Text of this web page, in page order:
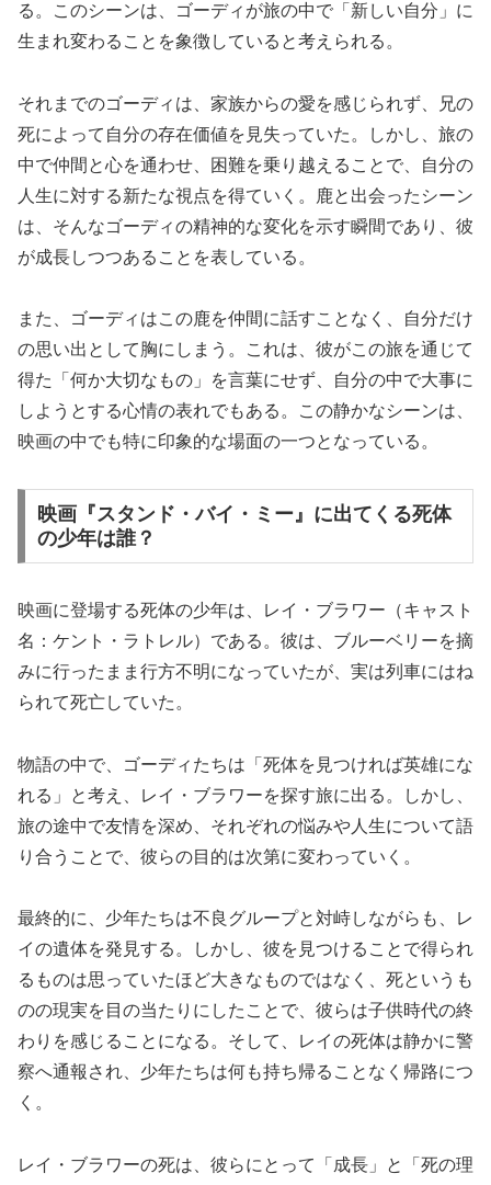
る。このシーンは、ゴーディが旅の中で「新しい自分」に
生まれ変わることを象徴していると考えられる。
それまでのゴーディは、家族からの愛を感じられず、兄の
死によって自分の存在価値を見失っていた。しかし、旅の
中で仲間と心を通わせ、困難を乗り越えることで、自分の
人生に対する新たな視点を得ていく。鹿と出会ったシーン
は、そんなゴーディの精神的な変化を示す瞬間であり、彼
が成長しつつあることを表している。
また、ゴーディはこの鹿を仲間に話すことなく、自分だけ
の思い出として胸にしまう。これは、彼がこの旅を通じて
得た「何か大切なもの」を言葉にせず、自分の中で大事に
しようとする心情の表れでもある。この静かなシーンは、
映画の中でも特に印象的な場面の一つとなっている。
映画『スタンド・バイ・ミー』に出てくる死体
の少年は誰？
映画に登場する死体の少年は、レイ・ブラワー（キャスト
名：ケント・ラトレル）である。彼は、ブルーベリーを摘
みに行ったまま行方不明になっていたが、実は列車にはね
られて死亡していた。
物語の中で、ゴーディたちは「死体を見つければ英雄にな
れる」と考え、レイ・ブラワーを探す旅に出る。しかし、
旅の途中で友情を深め、それぞれの悩みや人生について語
り合うことで、彼らの目的は次第に変わっていく。
最終的に、少年たちは不良グループと対峙しながらも、レ
イの遺体を発見する。しかし、彼を見つけることで得られ
るものは思っていたほど大きなものではなく、死というも
のの現実を目の当たりにしたことで、彼らは子供時代の終
わりを感じることになる。そして、レイの死体は静かに警
察へ通報され、少年たちは何も持ち帰ることなく帰路につ
く。
レイ・ブラワーの死は、彼らにとって「成長」と「死の理